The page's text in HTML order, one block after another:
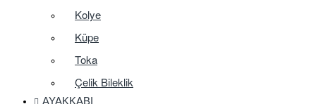
Kolye
Küpe
Toka
Çelik Bileklik
AYAKKABI